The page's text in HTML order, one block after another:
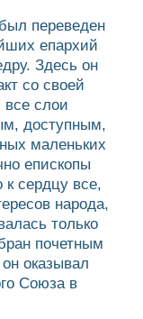
переведен
епархий
Здесь он
со своей
слои
доступным,
маленьких
епископы
сердцу все,
народа,
только
почетным
оказывал
Союза в